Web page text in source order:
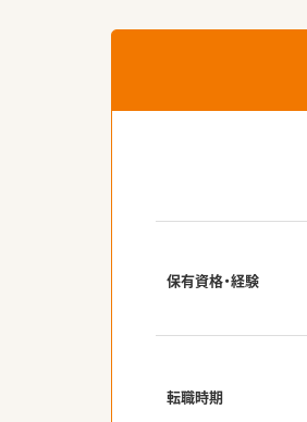
保有資格・経験
転職時期